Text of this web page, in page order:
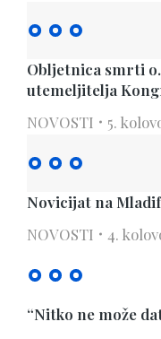
Obljetnica smrti
utemeljitelja
NOVOSTI
5.
Novicijat na
NOVOSTI
4.
“Nitko ne može